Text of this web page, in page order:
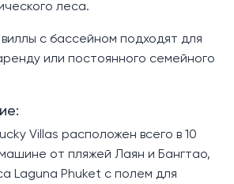
леса.
с бассейном подходят для
или постоянного семейного
Villas расположен всего в 10
от пляжей Лаян и Бангтао,
Laguna Phuket с полем для